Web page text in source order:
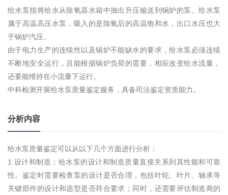
给水泵指将给水从除氧器水箱中抽出升压输送到锅炉的泵。给水泵
属于高温高压水泵，吸入的是除氧后的高温饱和水，出口水压也大
于锅炉汽压。
由于电力生产的连续性以及锅炉不能缺水的要求，给水泵必须连续
不断地安全运行，且能根据锅炉负荷的需要，相应改变给水流量，
还要能维持在小流量下运行。
中科检测开展给水泵质量鉴定服务，具备司法鉴定资质能力。
分析内容
给水泵质量鉴定可以从以下几个方面进行分析：
1.设计和制造：给水泵的设计和制造质量直接关系到其性能和可靠
性。鉴定时需要检查泵的设计是否合理，包括叶轮、叶片、轴承等
关键部件的设计和选型是否符合要求；同时，还需要评估制造商的